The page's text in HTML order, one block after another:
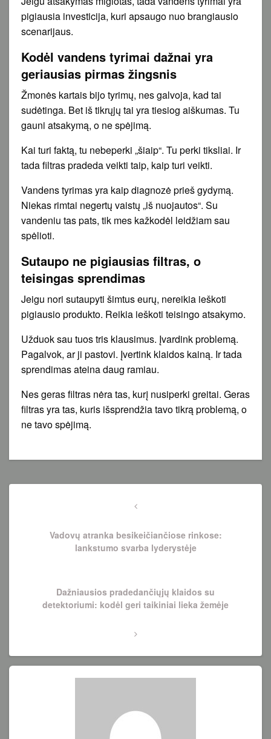
pigiausia investicija, kuri apsaugo nuo brangiausio
scenarijaus.
Kodėl vandens tyrimai dažnai yra
geriausias pirmas žingsnis
Žmonės kartais bijo tyrimų, nes galvoja, kad tai
sudėtinga. Bet iš tikrųjų tai yra tiesiog aiškumas. Tu
gauni atsakymą, o ne spėjimą.
Kai turi faktą, tu nebeperki „šiaip“. Tu perki tiksliai. Ir
tada filtras pradeda veikti taip, kaip turi veikti.
Vandens tyrimas yra kaip diagnozė prieš gydymą.
Niekas rimtai negertų vaistų „iš nuojautos“. Su
vandeniu tas pats, tik mes kažkodėl leidžiam sau
spėlioti.
Sutaupo ne pigiausias filtras, o
teisingas sprendimas
Jeigu nori sutaupyti šimtus eurų, nereikia ieškoti
pigiausio produkto. Reikia ieškoti teisingo atsakymo.
Užduok sau tuos tris klausimus. Įvardink problemą.
Pagalvok, ar ji pastovi. Įvertink klaidos kainą. Ir tada
sprendimas ateina daug ramiau.
Nes geras filtras nėra tas, kurį nusiperki greitai. Geras
filtras yra tas, kuris išsprendžia tavo tikrą problemą, o
ne tavo spėjimą.
Navigacija
Previous
Vadovų atranka besikeičiančiose rinkose:
lankstumo svarba lyderystėje
Post
Dažniausios pradedančiųjų klaidos su
detektoriumi: kodėl geri taikiniai lieka žemėje